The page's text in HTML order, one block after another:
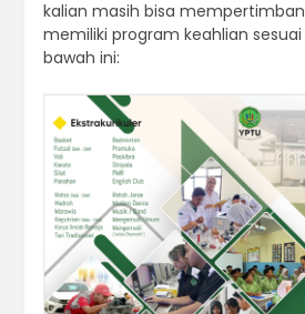
kalian masih bisa
memiliki program keahlian
bawah ini: